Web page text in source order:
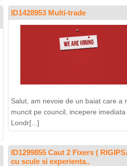
ID1428953 Multi-trade
Salut, am nevoie de un baiat care a
muncit pe council, incepere imediata
Londr[...]
ID1299855 Caut 2 Fixers (
cu scule si experienta..